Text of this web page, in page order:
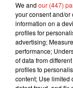
We and our (447)
your consent and/or
information on a
profiles for
advertising;
performance;
of data from
profiles to
content; Use limited